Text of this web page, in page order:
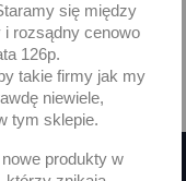
do góry
się między
rozsądny cenowo
126p.
takie firmy jak my
niewiele,
tym sklepie.
produkty w